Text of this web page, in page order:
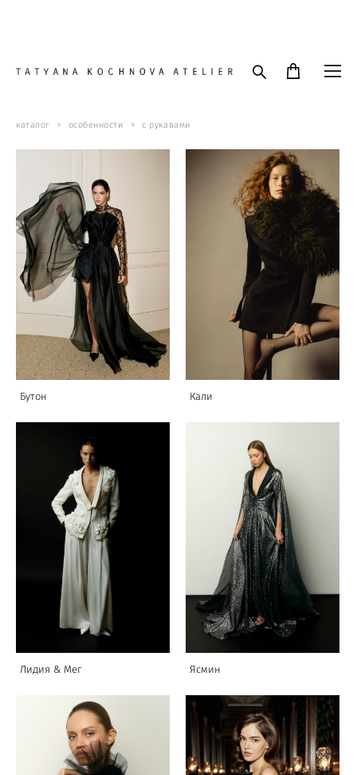
каталог > особенности > с рукавами
Бутон Кали
Лидия & Мег Ясмин